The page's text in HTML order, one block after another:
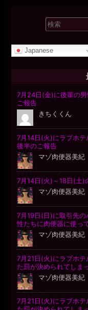
検
索
象:
Japanese